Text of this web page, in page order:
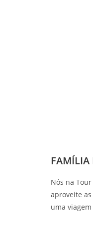
FAMÍLIA
Nós na
aproveite
uma